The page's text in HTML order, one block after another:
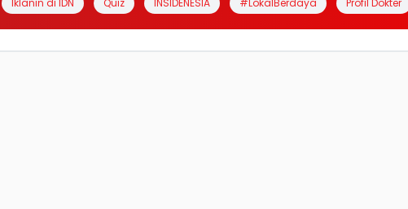
Iklanin di IDN Quiz INSIDENESIA #LokalBerdaya Profil Dokter